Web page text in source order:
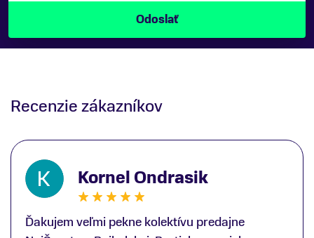
Recenzie zákazníkov
Kornel Ondrasik
Ďakujem veľmi pekne kolektívu predajne